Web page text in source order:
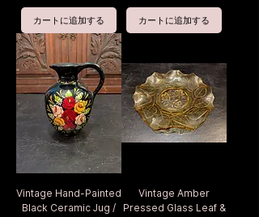
カートに追加する カートに追加する
Vintage Hand-Painted
Black Ceramic Jug /
Vintage Amber
Pressed Glass Leaf &